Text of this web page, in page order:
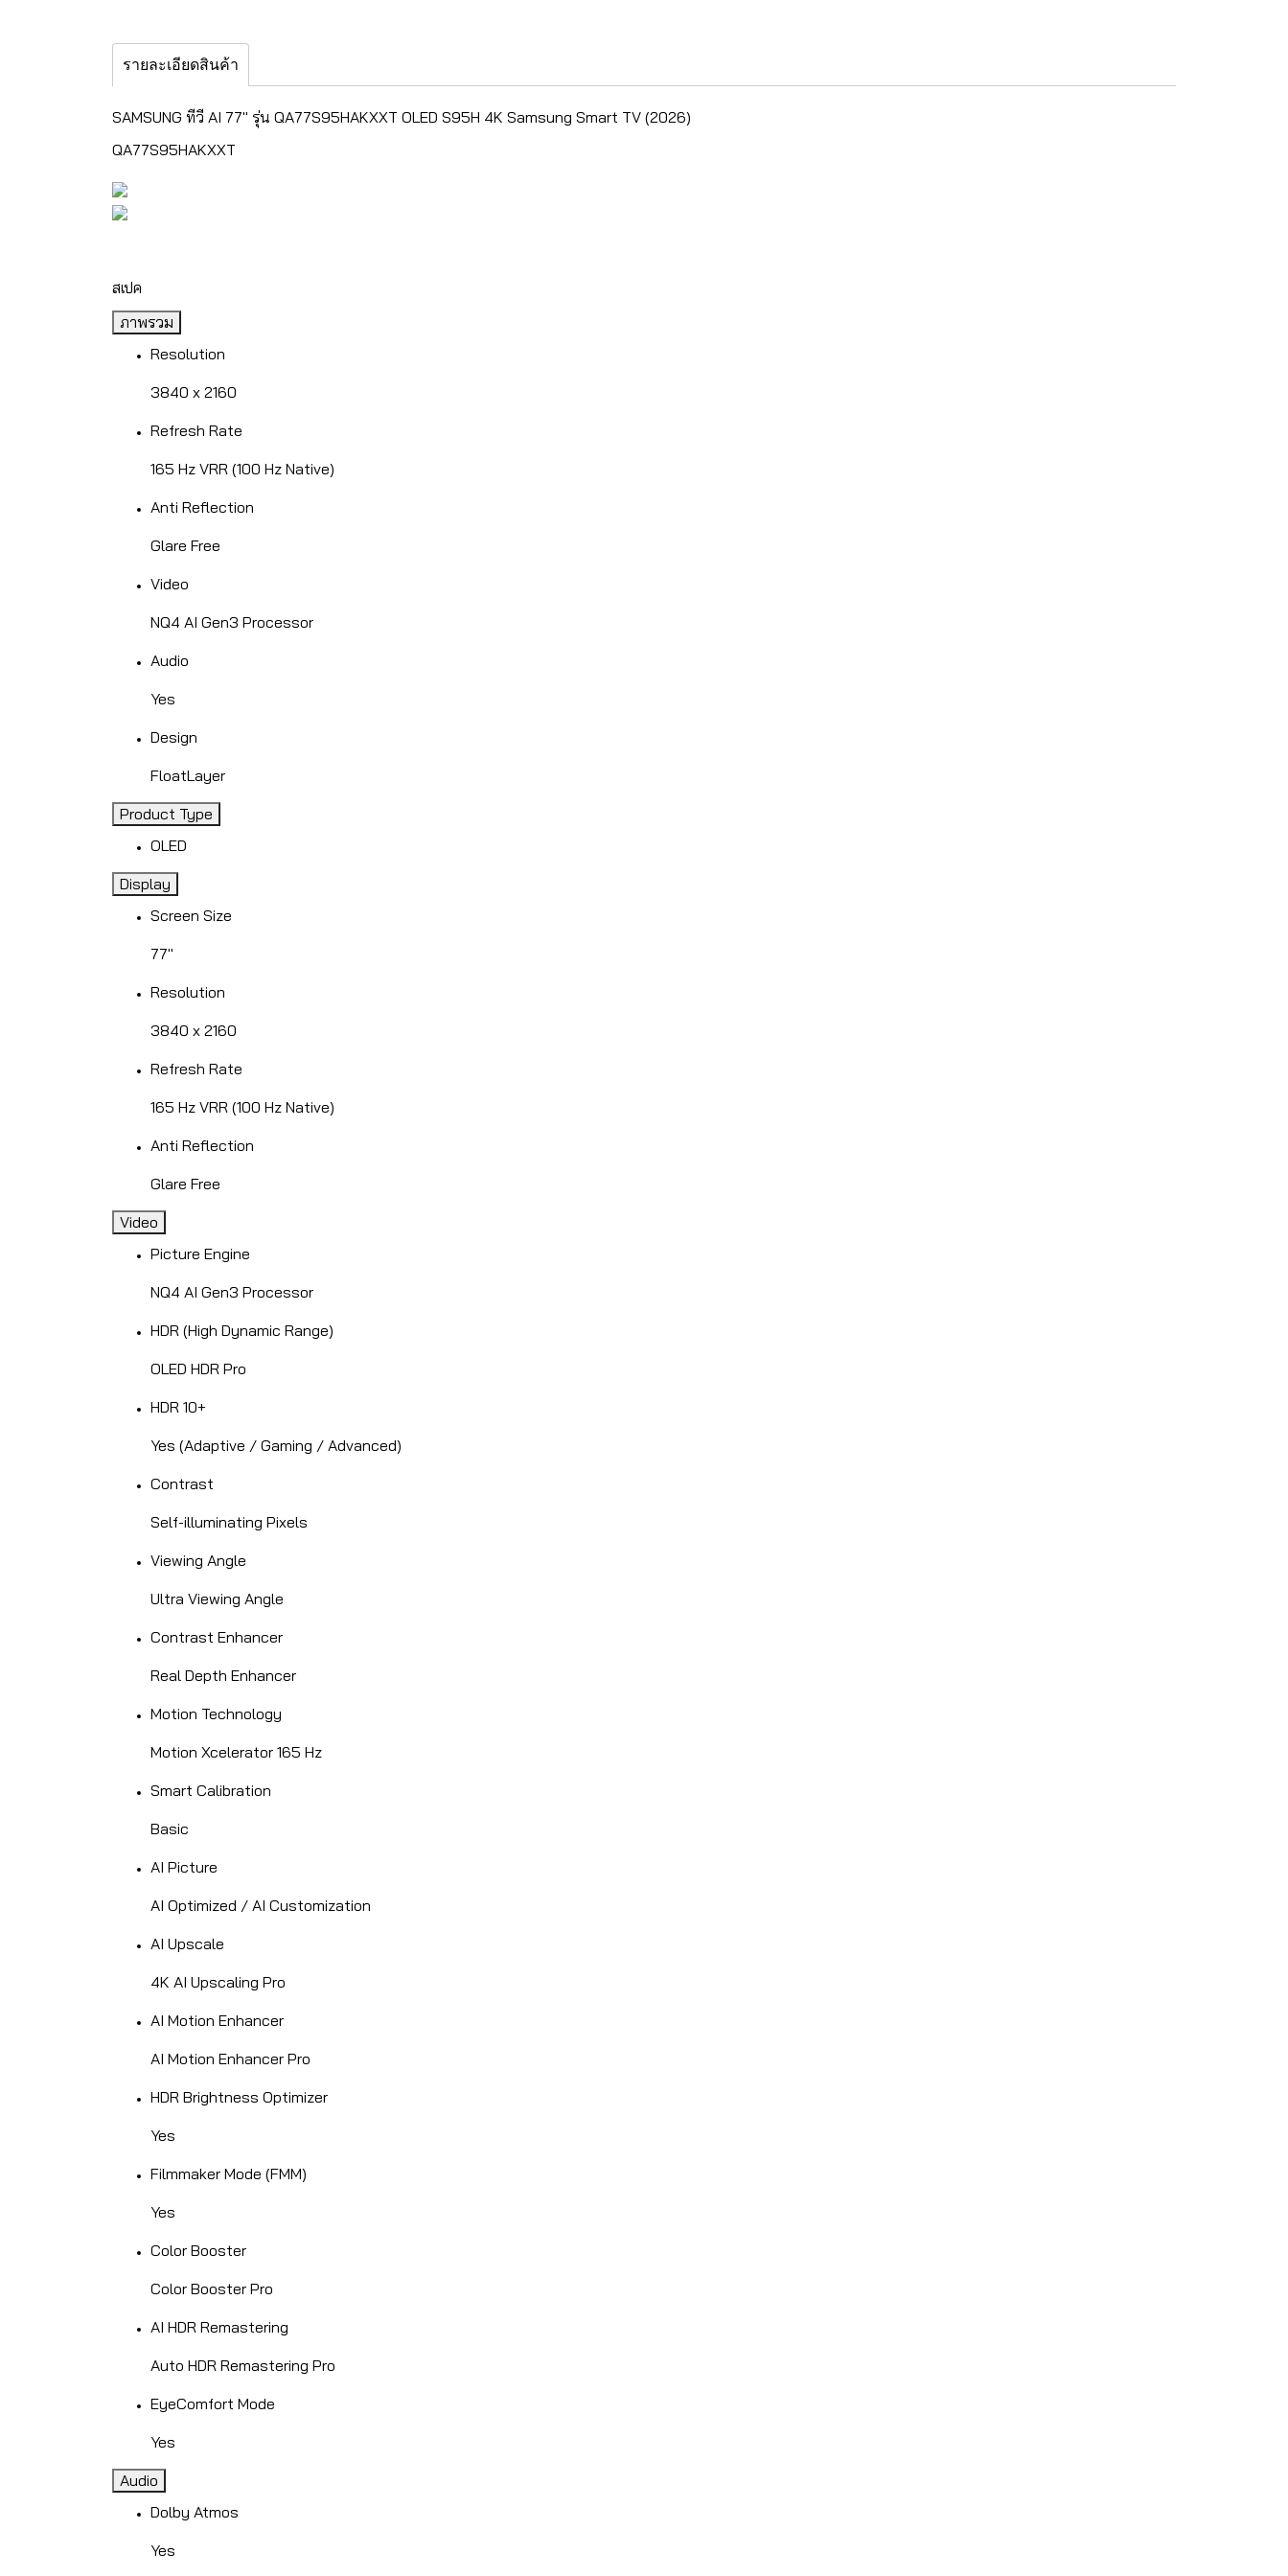
รายละเอียดสินค้า
SAMSUNG ทีวี AI 77" รุ่น QA77S95HAKXXT OLED S95H 4K Samsung Smart TV (2026)
QA77S95HAKXXT
สเปค
ภาพรวม
Resolution
3840 x 2160
Refresh Rate
165 Hz VRR (100 Hz Native)
Anti Reflection
Glare Free
Video
NQ4 AI Gen3 Processor
Audio
Yes
Design
FloatLayer
Product Type
OLED
Display
Screen Size
77"
Resolution
3840 x 2160
Refresh Rate
165 Hz VRR (100 Hz Native)
Anti Reflection
Glare Free
Video
Picture Engine
NQ4 AI Gen3 Processor
HDR (High Dynamic Range)
OLED HDR Pro
HDR 10+
Yes (Adaptive / Gaming / Advanced)
Contrast
Self-illuminating Pixels
Viewing Angle
Ultra Viewing Angle
Contrast Enhancer
Real Depth Enhancer
Motion Technology
Motion Xcelerator 165 Hz
Smart Calibration
Basic
AI Picture
AI Optimized / AI Customization
AI Upscale
4K AI Upscaling Pro
AI Motion Enhancer
AI Motion Enhancer Pro
HDR Brightness Optimizer
Yes
Filmmaker Mode (FMM)
Yes
Color Booster
Color Booster Pro
AI HDR Remastering
Auto HDR Remastering Pro
EyeComfort Mode
Yes
Audio
Dolby Atmos
Yes